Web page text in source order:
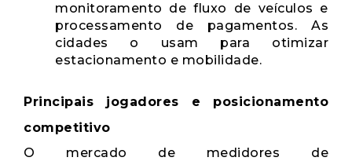
monitoramento de fluxo de veículos e
processamento de pagamentos. As
cidades o usam para otimizar
estacionamento e mobilidade.
Principais jogadores e posicionamento
competitivo
O mercado de medidores de